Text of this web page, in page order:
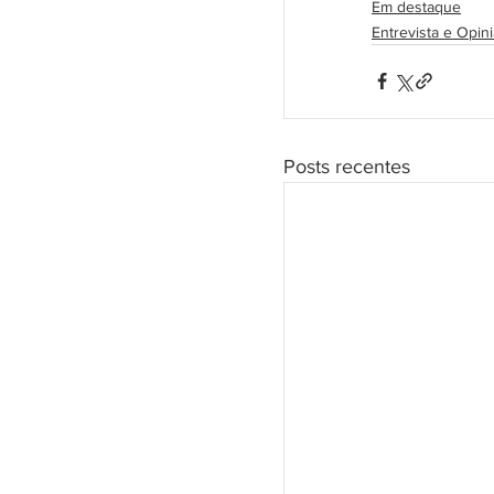
Em destaque
Entrevista e
Posts recentes